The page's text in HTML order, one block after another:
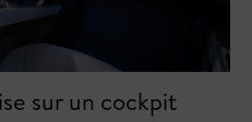
sur un cockpit